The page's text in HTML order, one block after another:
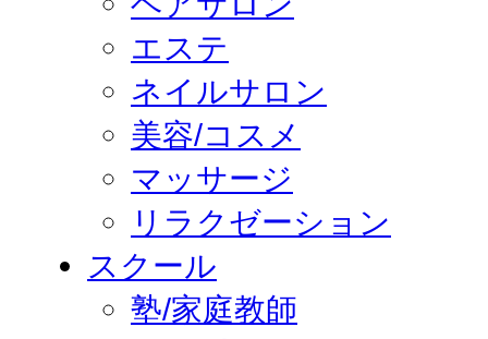
エステ
ネイルサロン
美容/コスメ
マッサージ
リラクゼーション
スクール
塾/家庭教師